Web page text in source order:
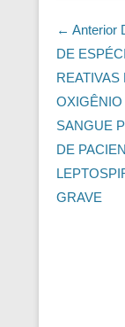
Navegação
← Anterior
DE
REATIVAS
OXIGÊNIO
SANGUE
DE
GRAVE